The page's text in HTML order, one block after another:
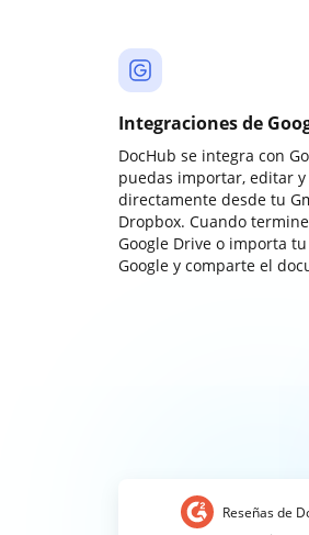
Integraciones de
DocHub se integra con
puedas importar, editar
directamente desde tu
Dropbox. Cuando
Google Drive o importa
Google y comparte el
Reseñas de